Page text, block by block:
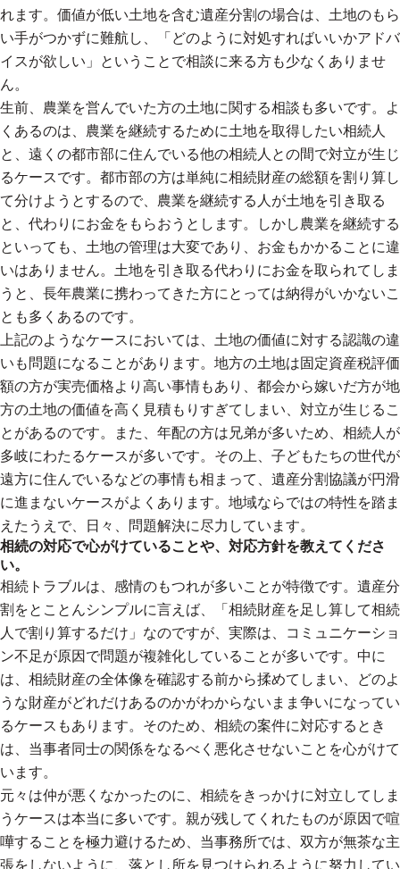
れます。価値が低い土地を含む遺産分割の場合は、土地のもら
い手がつかずに難航し、「どのように対処すればいいかアドバ
イスが欲しい」ということで相談に来る方も少なくありませ
ん。
生前、農業を営んでいた方の土地に関する相談も多いです。よ
くあるのは、農業を継続するために土地を取得したい相続人
と、遠くの都市部に住んでいる他の相続人との間で対立が生じ
るケースです。都市部の方は単純に相続財産の総額を割り算し
て分けようとするので、農業を継続する人が土地を引き取る
と、代わりにお金をもらおうとします。しかし農業を継続する
といっても、土地の管理は大変であり、お金もかかることに違
いはありません。土地を引き取る代わりにお金を取られてしま
うと、長年農業に携わってきた方にとっては納得がいかないこ
とも多くあるのです。
上記のようなケースにおいては、土地の価値に対する認識の違
いも問題になることがあります。地方の土地は固定資産税評価
額の方が実売価格より高い事情もあり、都会から嫁いだ方が地
方の土地の価値を高く見積もりすぎてしまい、対立が生じるこ
とがあるのです。また、年配の方は兄弟が多いため、相続人が
多岐にわたるケースが多いです。その上、子どもたちの世代が
遠方に住んでいるなどの事情も相まって、遺産分割協議が円滑
に進まないケースがよくあります。地域ならではの特性を踏ま
えたうえで、日々、問題解決に尽力しています。
相続の対応で心がけていることや、対応方針を教えてくださ
い。
相続トラブルは、感情のもつれが多いことが特徴です。遺産分
割をとことんシンプルに言えば、「相続財産を足し算して相続
人で割り算するだけ」なのですが、実際は、コミュニケーショ
ン不足が原因で問題が複雑化していることが多いです。中に
は、相続財産の全体像を確認する前から揉めてしまい、どのよ
うな財産がどれだけあるのかがわからないまま争いになってい
るケースもあります。そのため、相続の案件に対応するとき
は、当事者同士の関係をなるべく悪化させないことを心がけて
います。
元々は仲が悪くなかったのに、相続をきっかけに対立してしま
うケースは本当に多いです。親が残してくれたものが原因で喧
嘩することを極力避けるため、当事務所では、双方が無茶な主
張をしないように、落とし所を見つけられるように努力してい